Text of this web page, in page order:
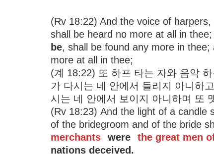
(Rv 18:22) And the voice of
shall be heard no more at all in
be, shall be found any more in
more at all in thee;
(계 18:22) 또 하프 타는 자와 음악
가 다시는 네 안에서 들리지 아니하고
시는 네 안에서 보이지 아니하며 또
(Rv 18:23) And the light of a candle
of the bridegroom and of the bride
merchants
were the great men
nations deceived.